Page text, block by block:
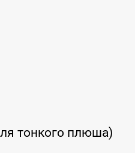
тонкого плюша)